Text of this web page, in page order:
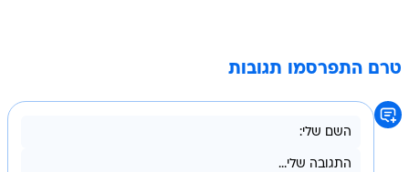
טרם התפרסמו תגובות